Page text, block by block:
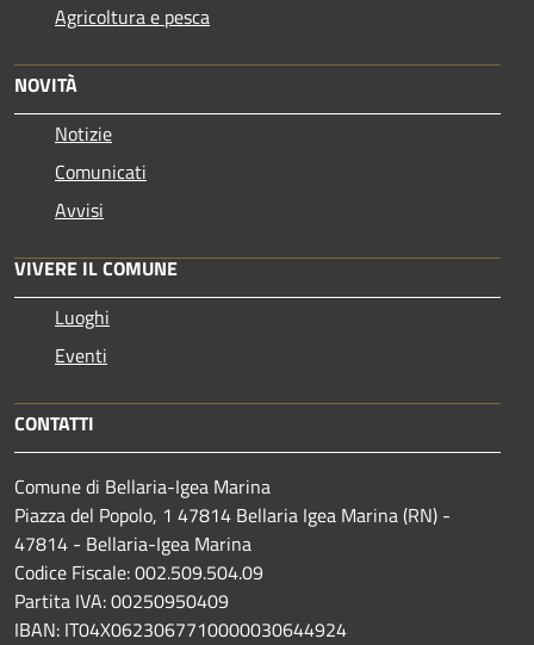
Agricoltura e pesca
NOVITÀ
Notizie
Comunicati
Avvisi
VIVERE IL COMUNE
Luoghi
Eventi
CONTATTI
Comune di Bellaria-Igea Marina
Piazza del Popolo, 1 47814 Bellaria Igea Marina (RN) -
47814 - Bellaria-Igea Marina
Codice Fiscale: 002.509.504.09
Partita IVA: 00250950409
IBAN: IT04X0623067710000030644924